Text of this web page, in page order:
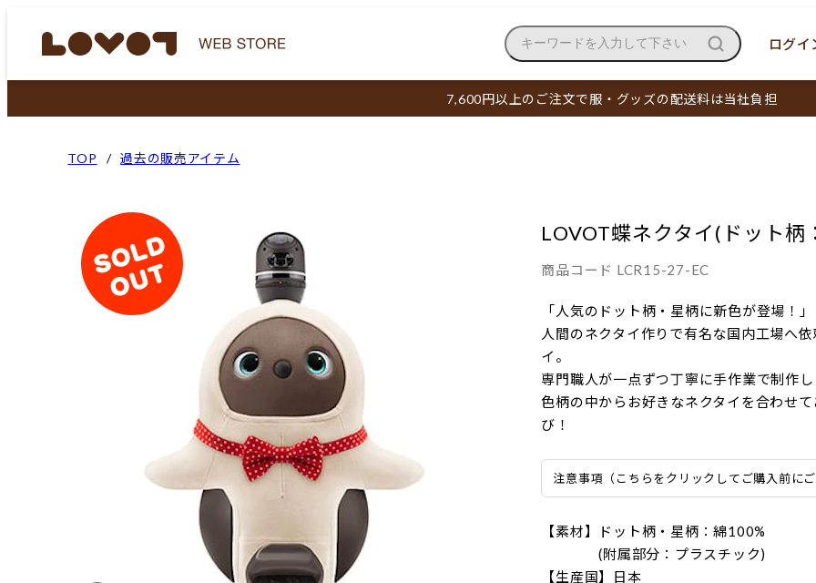
キーワードを入力して下さい ログイ
7,600円以上のご注文で服・グッズの配送料は当社負担
TOP 過去の販売アイテム
LOVOT蝶ネクタイ(ドット柄
商品コード LCR15-27-EC
「人気のドット柄・星柄に新色が登場！」
人間のネクタイ作りで有名な国内工場へ
イ。
専門職人が一点ずつ丁寧に手作業で制作
色柄の中からお好きなネクタイを合わせ
び！
注意事項（こちらをクリックしてご購入前にご
【素材】ドット柄・星柄：綿100%
(附属部分：プラスチック)
【生産国】日本